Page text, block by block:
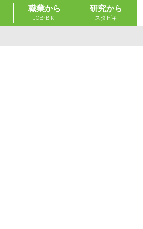
職業から
JOB-BIKI
研究から
スタビキ